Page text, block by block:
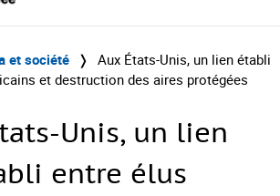
et société ❭ Aux États-Unis, un lien établi
et destruction des aires protégées
Unis, un lien
entre élus